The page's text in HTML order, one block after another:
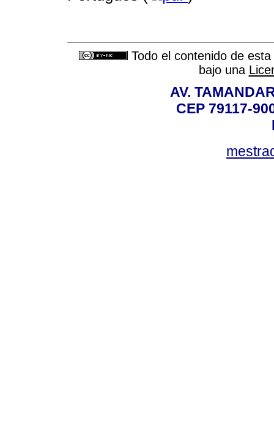
Todo el contenido de
bajo una
AV.
CEP 79117-